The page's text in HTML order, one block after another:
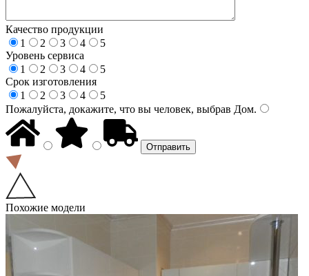
Качество продукции
1
2 3 4
5
Уровень сервиса
1
2 3 4
5
Срок изготовления
1
2 3 4
5
Пожалуйста, докажите, что вы человек, выбрав Дом.
Похожие модели